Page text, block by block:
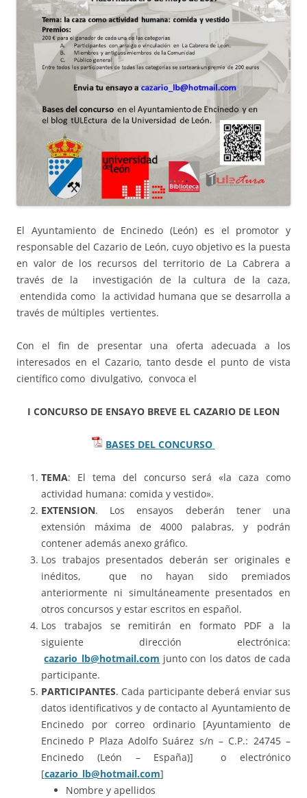
El Ayuntamiento de Encinedo (León) es el promotor y
responsable del Cazario de León, cuyo objetivo es la puesta
en valor de los recursos del territorio de La Cabrera a
través de la investigación de la cultura de la caza,
entendida como la actividad humana que se desarrolla a
través de múltiples vertientes.
Con el fin de presentar una oferta adecuada a los
interesados en el Cazario, tanto desde el punto de vista
científico como divulgativo, convoca el
I CONCURSO DE ENSAYO BREVE EL CAZARIO DE LEON
BASES DEL CONCURSO
TEMA: El tema del concurso será «la caza como
actividad humana: comida y vestido».
EXTENSION. Los ensayos deberán tener una
extensión máxima de 4000 palabras, y podrán
contener además anexo gráfico.
Los trabajos presentados deberán ser originales e
inéditos, que no hayan sido premiados
anteriormente ni simultáneamente presentados en
otros concursos y estar escritos en español.
Los trabajos se remitirán en formato PDF a la
siguiente dirección electrónica:
cazario_lb@hotmail.com junto con los datos de cada
participante.
PARTICIPANTES. Cada participante deberá enviar sus
datos identificativos y de contacto al Ayuntamiento de
Encinedo por correo ordinario [Ayuntamiento de
Encinedo P Plaza Adolfo Suárez s/n – C.P.: 24745 –
Encinedo (León – España)] o electrónico
[cazario_lb@hotmail.com]
Nombre y apellidos